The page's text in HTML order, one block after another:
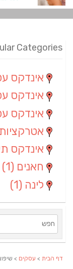
Categories
אינדקס
אינדקס
אינדקס
אטרקציות
אינדקס
חאנים (1)
לינה (1)
דף הבית > עסקים >